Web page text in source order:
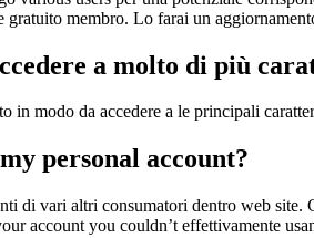
gratuito membro. Lo farai un
a molto di più
in modo da accedere a le principali
personal account?
di vari altri consumatori dentro web
account you couldn’t effettivamente